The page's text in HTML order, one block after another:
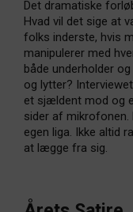
Det dramatiske
Hvad vil det sige at
folks inderste, hvis
manipulerer med
både underholder
og lytter?
et sjældent mod og
sider af mikrofonen.
egen liga. Ikke altid
at lægge fra sig.